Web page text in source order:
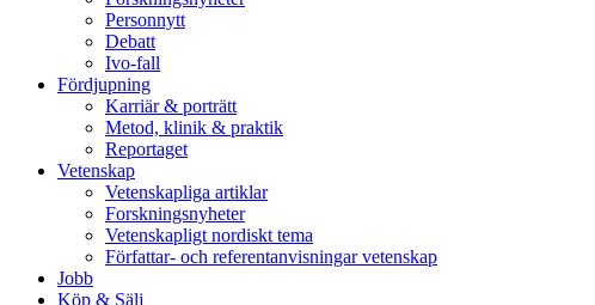
Personnytt
Debatt
Ivo-fall
Fördjupning
Karriär & porträtt
Metod, klinik & praktik
Reportaget
Vetenskap
Vetenskapliga artiklar
Forskningsnyheter
Vetenskapligt nordiskt tema
Författar- och referentanvisningar vetenskap
Jobb
Köp & Sälj